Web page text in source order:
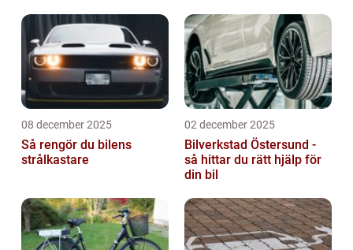
08 december 2025
Så rengör du bilens
strålkastare
02 december 2025
Bilverkstad Östersund -
så hittar du rätt hjälp för
din bil